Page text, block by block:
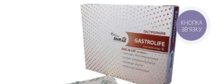
КНОПКА
ЗВ'ЯЗКУ